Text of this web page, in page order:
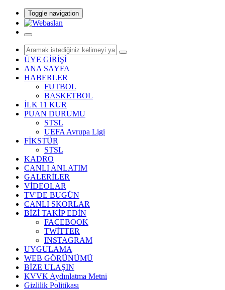
Toggle navigation
ÜYE GİRİŞİ
ANA SAYFA
HABERLER
FUTBOL
BASKETBOL
İLK 11 KUR
PUAN DURUMU
STSL
UEFA Avrupa Ligi
FİKSTÜR
STSL
KADRO
CANLI ANLATIM
GALERİLER
VİDEOLAR
TV'DE BUGÜN
CANLI SKORLAR
BİZİ TAKİP EDİN
FACEBOOK
TWİTTER
INSTAGRAM
UYGULAMA
WEB GÖRÜNÜMÜ
BİZE ULAŞIN
KVVK Aydınlatma Metni
Gizlilik Politikası